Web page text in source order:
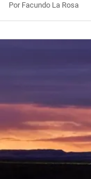
Por Facundo La Rosa